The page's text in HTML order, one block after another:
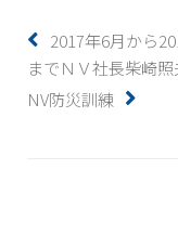
2017年6月から
までＮＶ社長柴崎
NV防災訓練